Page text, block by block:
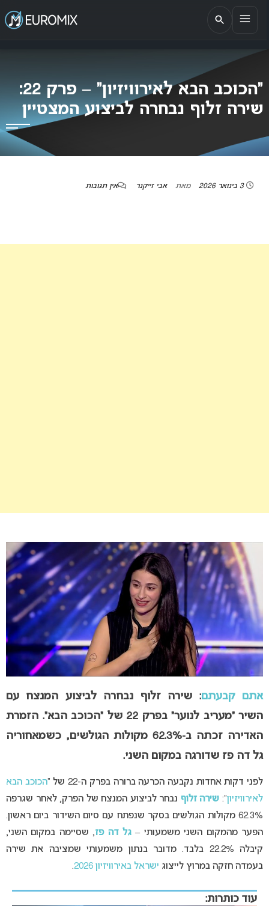
EUROMIX
אתר הבית של האירוויזיון בישראל
“הכוכב הבא לאירוויזיון” – פרק 22:
שירה זלוף נבחרה לביצוע המצטיין
3 בינואר 2026 מאת אבי זייקנר אין תגובות
אתם קבעתם: שירה זלוף נבחרה לביצוע המנצח עם
השיר “מעריב לנוער” בפרק 22 של “הכוכב הבא”. הזמרת
האדירה זכתה ב-62.3% מקולות הגולשים, כשמאחוריה
גל דה פז שדורגה במקום השני.
לפני דקות אחדות נקבעה הכרעה ברורה בפרק ה-22 של “
הכוכב הבא
לאירוויזיון“: שירה זלוףנבחר לביצוע המנצח של הפרק, לאחר שגרפה
62.3% מקולות הגולשים בסקר שנפתח עם סיום השידור ביום ראשון.
הפער מהמקום השני משמעותי – גל דה פז, שסיימה במקום השני,
קיבלה 22.2% בלבד. מדובר בנתון משמעותי שמציבה את שירה
בעמדה חזקה במרוץ לייצוג ישראל באירוויזיון 2026 .
עוד כותרות: